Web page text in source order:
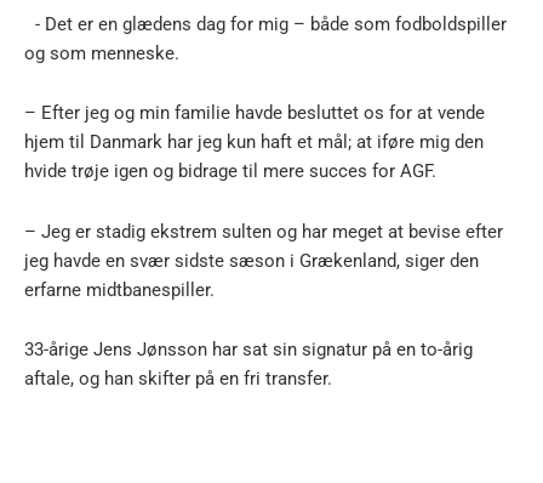
- Det er en glædens dag for mig – både som fodboldspiller
og som menneske.
– Efter jeg og min familie havde besluttet os for at vende
hjem til Danmark har jeg kun haft et mål; at iføre mig den
hvide trøje igen og bidrage til mere succes for AGF.
– Jeg er stadig ekstrem sulten og har meget at bevise efter
jeg havde en svær sidste sæson i Grækenland, siger den
erfarne midtbanespiller.
33-årige Jens Jønsson har sat sin signatur på en to-årig
aftale, og han skifter på en fri transfer.